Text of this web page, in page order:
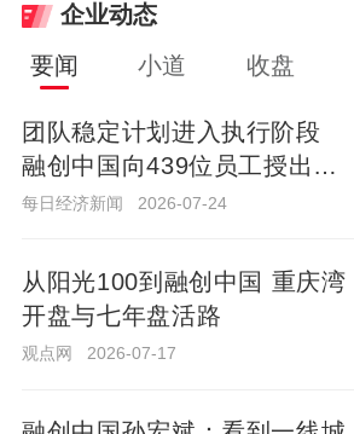
企业动态
团队稳定计划进入执行阶段
融创中国向439位员工授出股
份激励
每日经济新闻 2026-07-24
开盘与七年盘活路
观点网 2026-07-17
市楼市出现修复迹象
要闻 小道 收盘
团队稳定计划进入执行阶段
融创中国向439位员工授出股
份激励
每日经济新闻 2026-07-24
从阳光100到融创中国 重庆湾
开盘与七年盘活路
观点网 2026-07-17